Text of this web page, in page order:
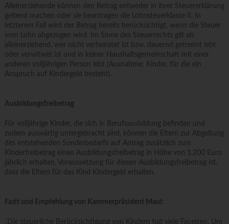
Alleinerziehende können den Betrag entweder in ihrer Steuererklärung
geltend machen oder sie beantragen die Lohnsteuerklasse II. In
letzterem Fall wird der Betrag bereits berücksichtigt, wenn die Steuer
vom Lohn abgezogen wird. Im Sinne des Steuerrechts gilt als
alleinerziehend, wer nicht verheiratet ist bzw. dauernd getrennt lebt
oder verwitwet ist und in keiner Haushaltsgemeinschaft mit einer
anderen volljährigen Person lebt (Ausnahme: Kinder, für die ein
Anspruch auf Kindergeld besteht).
Ausbildungsfreibetrag
Für volljährige Kinder, die sich in Berufsausbildung befinden und
zudem auswärtig untergebracht sind, können die Eltern zur Abgeltung
des entstehenden Sonderbedarfs auf Antrag zusätzlich zum
Kinderfreibetrag einen Ausbildungsfreibetrag in Höhe von 1.200 Euro
jährlich erhalten. Voraussetzung für diesen Ausbildungsfreibetrag ist,
dass die Eltern für das Kind Kindergeld erhalten.
Fazit und Empfehlung von Kammerpräsident Maul:
„Die steuerliche Berücksichtigung von Kindern hat viele Facetten. Um